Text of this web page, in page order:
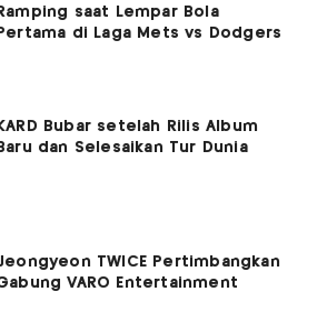
Ramping saat Lempar Bola
Pertama di Laga Mets vs Dodgers
KARD Bubar setelah Rilis Album
Baru dan Selesaikan Tur Dunia
TWICE Pertimbangkan
VARO Entertainment